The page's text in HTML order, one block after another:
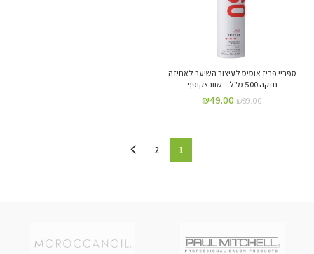
ספריי פריז אוסיס לעיצוב השיער לאחיזה
חזקה 500 מ"ל – שוורצקופף
₪89.00
₪49.00
1
2